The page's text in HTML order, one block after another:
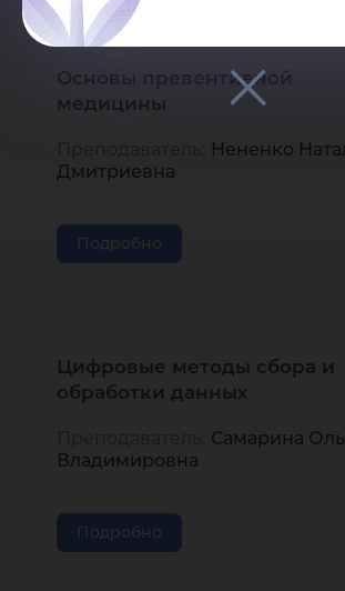
Основы превентивной
медицины
Нененко
Дмитриевна
Подробно
Цифровые методы сбора и
обработки данных
Самарина
Владимировна
Подробно